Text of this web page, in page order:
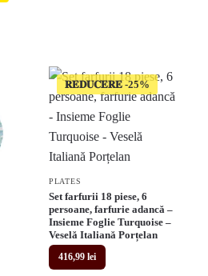
𝐑𝐄𝐃𝐔𝐂𝐄𝐑𝐄
PLATES
Set farfurii 18 piese, 6
persoane, farfurie adancă –
Insieme Foglie Turquoise –
Veselă Italiană Porțelan
416,99 lei